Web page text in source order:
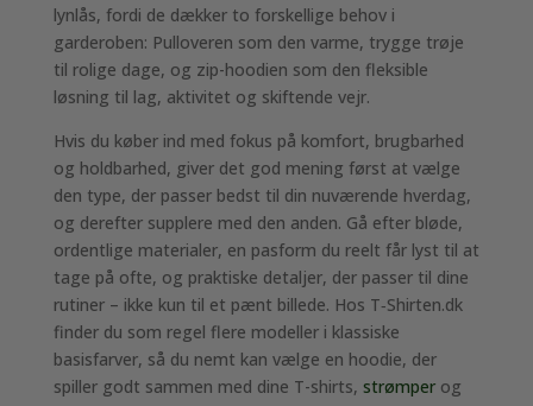
lynlås, fordi de dækker to forskellige behov i
garderoben: Pulloveren som den varme, trygge trøje
til rolige dage, og zip-hoodien som den fleksible
løsning til lag, aktivitet og skiftende vejr.
Hvis du køber ind med fokus på komfort, brugbarhed
og holdbarhed, giver det god mening først at vælge
den type, der passer bedst til din nuværende hverdag,
og derefter supplere med den anden. Gå efter bløde,
ordentlige materialer, en pasform du reelt får lyst til at
tage på ofte, og praktiske detaljer, der passer til dine
rutiner – ikke kun til et pænt billede. Hos T‑Shirten.dk
finder du som regel flere modeller i klassiske
basisfarver, så du nemt kan vælge en hoodie, der
spiller godt sammen med dine T-shirts, strømperog